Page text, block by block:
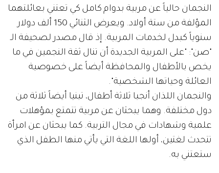
النجمان حالياً عن مربية بدوام كامل كي تعتني بعائلتهما
المؤلفة من ستة أولاد. ويعرض الثنائي 150 ألف دولار
سنوياً كبدل لخدمات المربية. إذ قال مصدر لصحيفة الـ
"صن": "على المربية الجديدة أن تنال ثقة النجمين في ما
يخص بالأطفال والمحافظة أيضاً على خصوصية
العائلة وحياتها الشخصية".
والنجمان اللذان أنجبا ثلاثة أطفال، تبنيا أيضاً ثلاثة من
دول مختلفة. وهما يبحثان عن مربية تتمتع بمؤهلات
علمية وشهادات في مجال التربية. كما يبحثان عن امرأة
تتحدث لغتين، أولها اللغة التي يأتي منها الطفل الذي
ستعتني به.